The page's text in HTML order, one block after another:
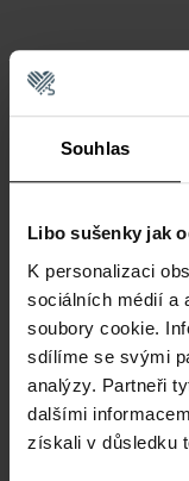
Souhlas
Libo sušenky jak
K personalizaci
sociálních médií a
soubory cookie.
sdílíme se svými
analýzy. Partneři
dalšími
získali v důsledku